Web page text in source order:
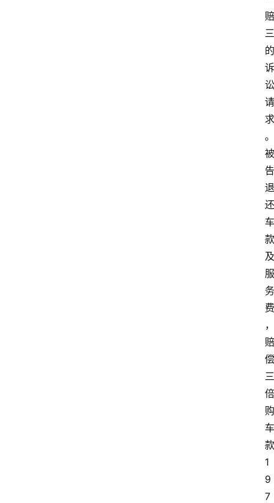
赔
三
的
诉
讼
请
求
。
被
告
退
还
车
款
及
服
务
费
，
赔
偿
三
倍
购
车
款
1
9
7